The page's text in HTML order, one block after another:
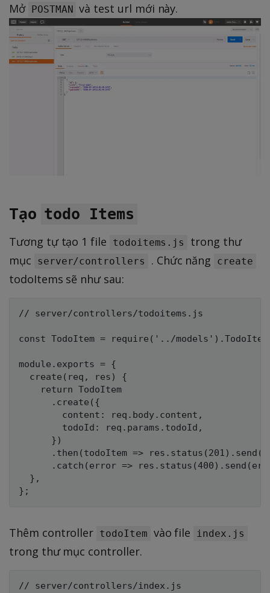
Mở POSTMAN và test url mới này.
Tạo todo Items
Tương tự tạo 1 file todoitems.js
trong thư
mục
server/controllers . Chức năng create
todoItems sẽ như sau:
// server/controllers/todoitems.js
const TodoItem = require('../
module.exports = {
  create(req, res) {
    return TodoItem
      .create({
        content: req.body.content,
        todoId: req.params.todoId,
      })
.then(todoItem =>
.catch(error =>
  },
Thêm controller todoItem vào file index.js
trong thư mục controller.
// server/controllers/index.js